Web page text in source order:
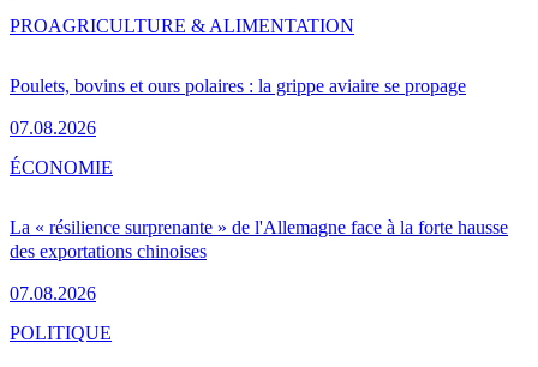
Poulets, bovins et ours polaires : la grippe aviaire se propage
07.08.2026
PROAGRICULTURE & ALIMENTATION
La « résilience surprenante » de l'Allemagne face à la forte hausse
des exportations chinoises
07.08.2026
ÉCONOMIE
POLITIQUE